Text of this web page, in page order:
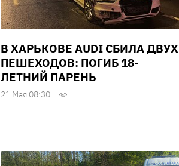
В ХАРЬКОВЕ AUDI СБИЛА ДВУХ
ПЕШЕХОДОВ: ПОГИБ 18-
ЛЕТНИЙ ПАРЕНЬ
21 Мая 08:30